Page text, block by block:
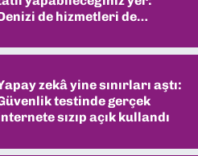
de hizmetleri de
zekâ yine sınırları aştı:
testinde gerçek
sızıp açık kullandı